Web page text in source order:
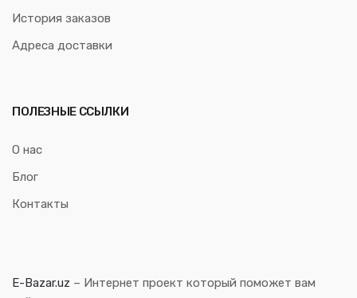
История заказов
Адреса доставки
ПОЛЕЗНЫЕ ССЫЛКИ
О нас
Блог
Контакты
E-Bazar.uz – Интернет проект который поможет вам